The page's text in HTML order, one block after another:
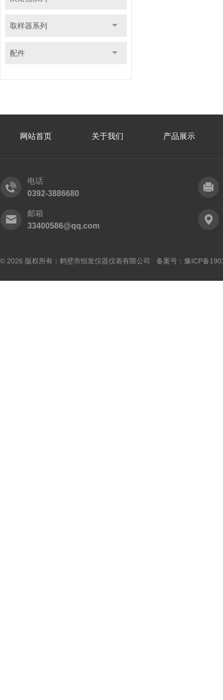
取样器系列
配件
网站首页 关于我们 产品展示
电话
0392-3886680
邮箱
33400586@qq.com
© 2026 版权所有：鹤壁市恒发仪器仪表有限公司 备案号： 豫ICP备